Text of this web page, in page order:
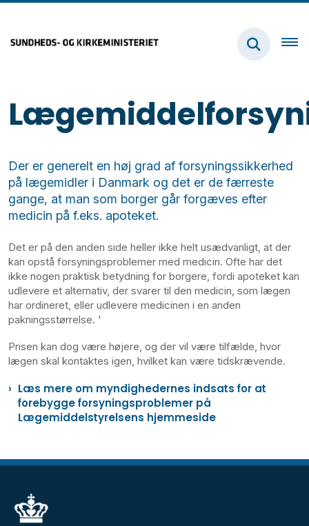
Der er generelt en høj grad af forsyningssikkerhed
på lægemidler i Danmark og det er de færreste
gange, at man som borger går forgæves efter
medicin på f.eks. apoteket.
Det er på den anden side heller ikke helt usædvanligt, at der
kan opstå forsyningsproblemer med medicin. Ofte har det
ikke nogen praktisk betydning for borgere, fordi apoteket kan
udlevere et alternativ, der svarer til den medicin, som lægen
har ordineret, eller udlevere medicinen i en anden
pakningsstørrelse. '
Prisen kan dog være højere, og der vil være tilfælde, hvor
lægen skal kontaktes igen, hvilket kan være tidskrævende.
Læs mere om myndighedernes indsats for at
forebygge forsyningsproblemer på
Lægemiddelstyrelsens hjemmeside